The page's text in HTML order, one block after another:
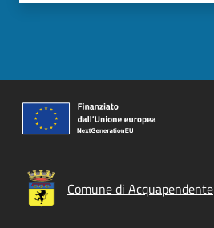
Comune di Acquapendente